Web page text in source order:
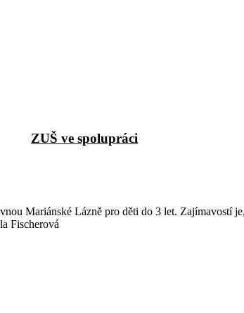
ZUŠ ve spolupráci
Mariánské Lázně pro děti do 3 let. Zajímavostí
Fischerová